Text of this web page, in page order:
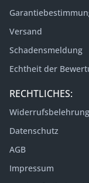
Versand
Schadensmeldung
Echtheit der
RECHTLICHES:
Widerrufsbelehrung
Datenschutz
AGB
Impressum